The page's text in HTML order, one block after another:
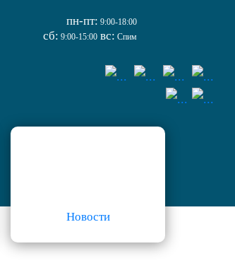
пн-пт: 9:00-18:00
сб: 9:00-15:00вс: Спим
Новости